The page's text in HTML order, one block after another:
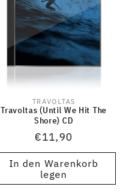
Anbieter:
TRAVOLTAS
Travoltas (Until We Hit The
Shore) CD
Normaler
Preis
€11,90
In den Warenkorb
legen